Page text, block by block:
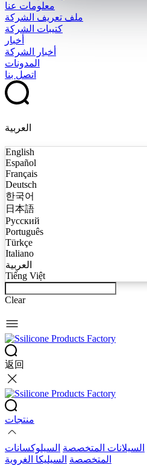
معلومات عنا
ملف تعريف الشركة
كتيبات الشركة
أخبار
أخبار الشركة
المدونات
اتصل بنا
العربية
English
Español
Français
Deutsch
한국어
日本語
Русский
Português
Türkçe
Italiano
العربية
Tiếng Việt
Clear
返回
منتجات
السيلانات المتخصصة السيلوكسانات
المتخصصة السيليكا الغروية